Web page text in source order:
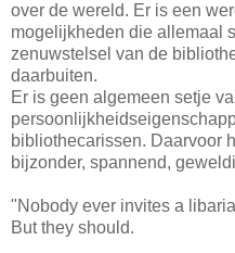
over de wereld. Er is een
mogelijkheden die allemaal
zenuwstelsel van de
daarbuiten.
Er is geen algemeen setje
bibliothecarissen. Daarvoor
bijzonder, spannend,
"Nobody ever invites a
But they should.